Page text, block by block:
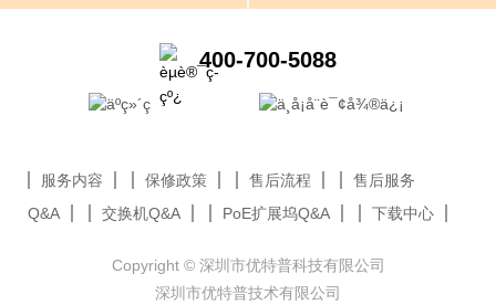
400-700-5088
服务内容 保修政策 售后流程
售后服务
Q&A
交换机Q&A PoE扩展坞Q&A 下载中心
Copyright © 深圳市优特普科技有限公司
深圳市优特普技术有限公司